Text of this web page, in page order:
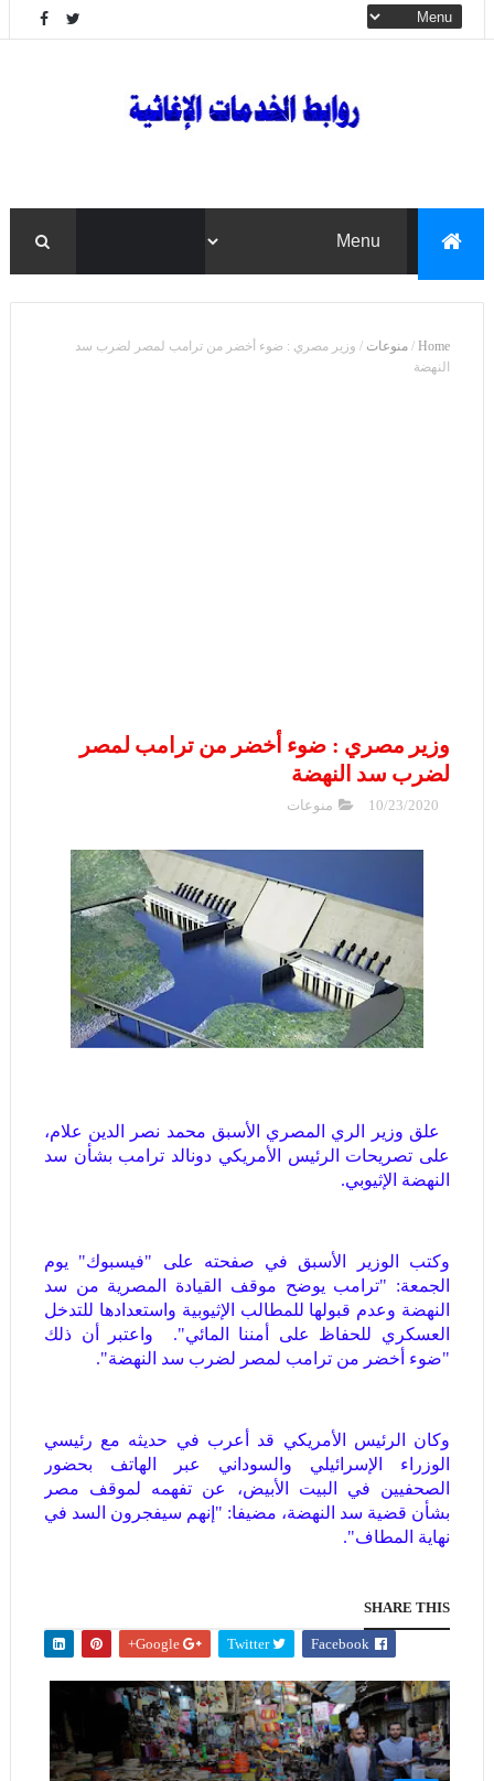
Home
/ منوعات / وزير مصري : ضوء أخضر من ترامب لمصر لضرب سد
النهضة
وزير مصري : ضوء أخضر من ترامب لمصر
لضرب سد النهضة
10/23/2020 منوعات
علق وزير الري المصري الأسبق محمد نصر الدين علام،
على تصريحات الرئيس الأمريكي دونالد ترامب بشأن سد
النهضة الإثيوبي.
وكتب الوزير الأسبق في صفحته على "فيسبوك" يوم
الجمعة: "ترامب يوضح موقف القيادة المصرية من سد
النهضة وعدم قبولها للمطالب الإثيوبية واستعدادها للتدخل
العسكري للحفاظ على أمننا المائي". واعتبر أن ذلك
"ضوء أخضر من ترامب لمصر لضرب سد النهضة".
وكان الرئيس الأمريكي قد أعرب في حديثه مع رئيسي
الوزراء الإسرائيلي والسوداني عبر الهاتف بحضور
الصحفيين في البيت الأبيض، عن تفهمه لموقف مصر
بشأن قضية سد النهضة، مضيفا: "إنهم سيفجرون السد في
نهاية المطاف".
SHARE THIS
Facebook
Twitter
Google+